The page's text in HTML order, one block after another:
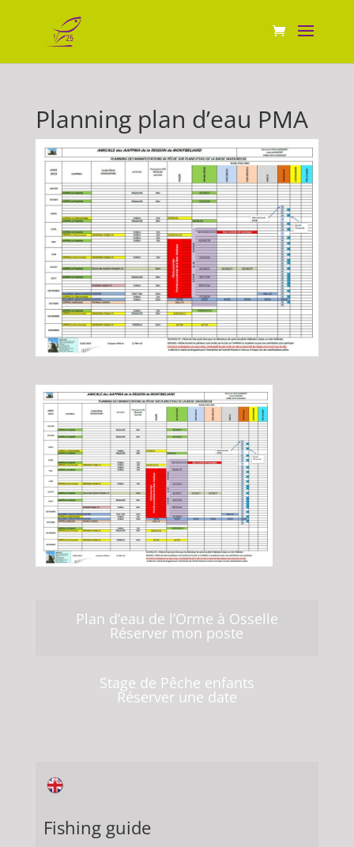
Planning plan d’eau PMA
Plan d’eau de l’Orme à Osselle
Réserver mon poste
Stage de Pêche enfants
Réserver une date
Fishing guide